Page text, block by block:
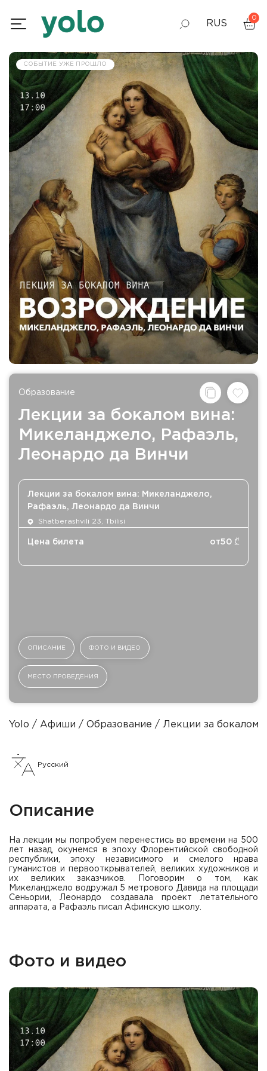
RUS
GEO
ENG
0
СОБЫТИЕ УЖЕ ПРОШЛО
Образование
Лекции за бокалом вина:
Микеланджело, Рафаэль,
Леонардо да Винчи
Лекции за бокалом вина: Микеланджело,
Рафаэль, Леонардо да Винчи
Shatberashvili 23, Tbilisi
Цена билета от50 ₾
ОПИСАНИЕ ФОТО И ВИДЕО
МЕСТО ПРОВЕДЕНИЯ
Yolo Афиши Образование Лекции за бокалом
Русский
Описание
На лекции мы попробуем перенестись во времени на 500
лет назад, окунемся в эпоху Флорентийской свободной
республики, эпоху независимого и смелого нрава
гуманистов и первооткрывателей, великих художников и
их великих заказчиков. Поговорим о том, как
Микеланджело водружал 5 метрового Давида на площади
Сеньории, Леонардо создавала проект летательного
аппарата, а Рафаэль писал Афинскую школу.
Фото и видео